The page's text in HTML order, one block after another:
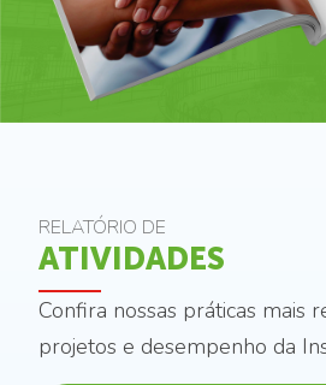
FIQUE
INSTRUÇÕES DE
RELATÓRIO DE
ATIVIDADES
Confira nossas práticas mais
projetos e desempenho da